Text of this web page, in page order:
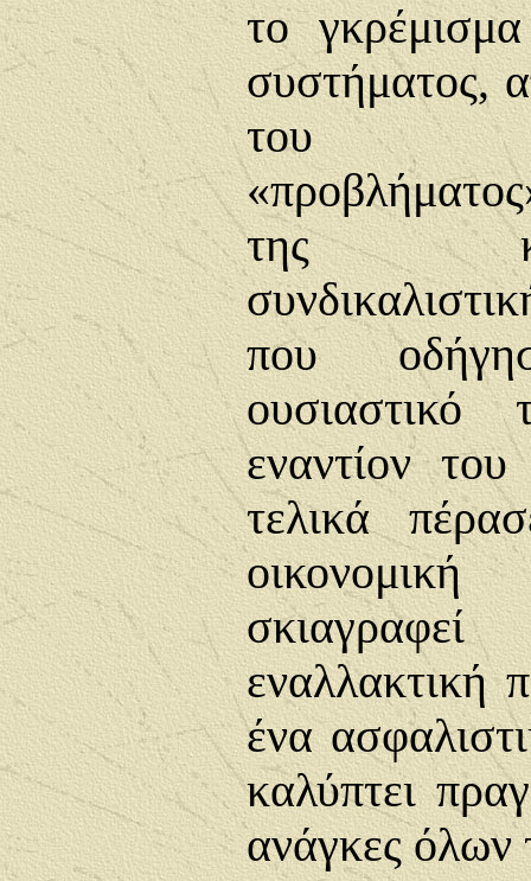
το
συστήματος,
του
της
που
εναντίον
τελικά
σκιαγραφεί
εναλλακτική
ένα
καλύπτει
ανάγκες όλων